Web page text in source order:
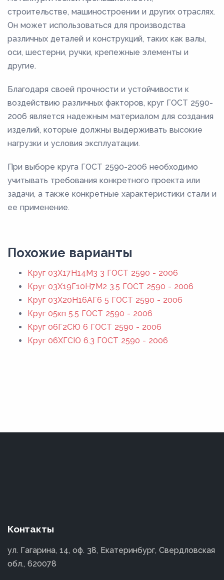
строительстве, машиностроении и других отраслях.
Он может использоваться для производства
различных деталей и конструкций, таких как валы,
оси, шестерни, ручки, крепежные элементы и
другие.
Благодаря своей прочности и устойчивости к
воздействию различных факторов, круг ГОСТ 2590-
2006 является надежным материалом для создания
изделий, которые должны выдерживать высокие
нагрузки и условия эксплуатации.
При выборе круга ГОСТ 2590-2006 необходимо
учитывать требования конкретного проекта или
задачи, а также конкретные характеристики стали и
ее применение.
Похожие варианты
Круг 03Х17Н14М3 3 ГОСТ 2590 - 2006
Круг 03Х19Г10Н7М2 3.5 ГОСТ 2590 - 2006
Круг 03Х20Н16АГ6 5 ГОСТ 2590 - 2006
Круг 05кп 5.5 ГОСТ 2590 - 2006
Круг 06Г2СЮ 6 ГОСТ 2590 - 2006
Круг 06ХГСЮ 6.3 ГОСТ 2590 - 2006
Контакты
ул. Гагарина, 14, оф. 38, Екатеринбург, Свердловская
обл., 620078